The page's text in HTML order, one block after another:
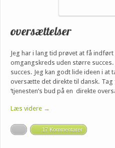
oversættelser
Jeg har i lang tid prøvet at få
omgangskreds uden større
succes. Jeg kan godt lide ideen i at
oversætte det direkte til dansk. Tag
‘tjenesten’s bud på en direkte
Læs videre →
17 Kommentarer